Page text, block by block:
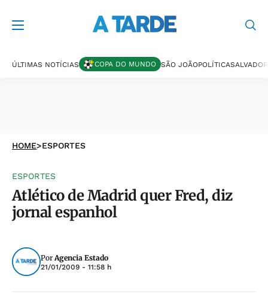
ÚLTIMAS NOTÍCIAS COPA DO MUNDO SÃO JOÃOPOLÍTICASALVADOR
HOME>ESPORTES
ESPORTES
Atlético de Madrid quer Fred, diz
jornal espanhol
PorAgencia Estado
21/01/2009 - 11:58 h